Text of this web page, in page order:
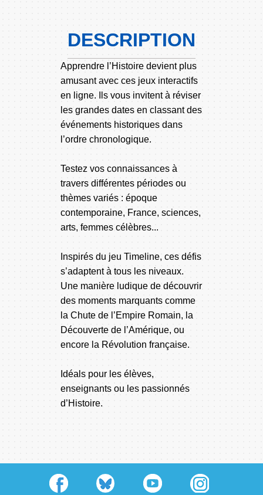
DESCRIPTION
Apprendre l’Histoire devient plus
amusant avec ces jeux interactifs
en ligne. Ils vous invitent à réviser
les grandes dates en classant des
événements historiques dans
l’ordre chronologique.
Testez vos connaissances à
travers différentes périodes ou
thèmes variés : époque
contemporaine, France, sciences,
arts, femmes célèbres...
Inspirés du jeu Timeline, ces défis
s’adaptent à tous les niveaux.
Une manière ludique de découvrir
des moments marquants comme
la Chute de l’Empire Romain, la
Découverte de l’Amérique, ou
encore la Révolution française.
Idéals pour les élèves,
enseignants ou les passionnés
d’Histoire.